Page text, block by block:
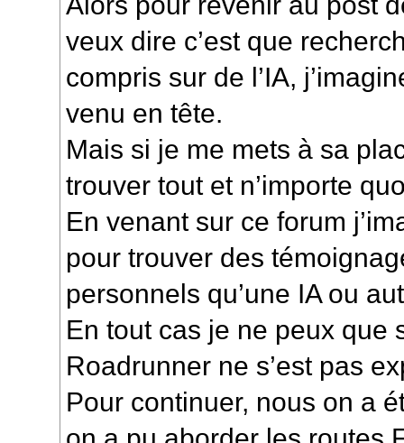
veux dire c’est que
compris sur de l’IA,
venu en tête.
Mais si je me mets à sa
trouver tout et n’importe
En venant sur ce forum
pour trouver des
personnels qu’une IA ou
En tout cas je ne peux que
Roadrunner ne s’est pas
Pour continuer, nous on a